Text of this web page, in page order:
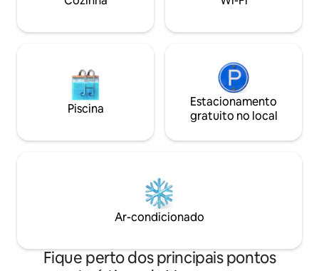
Vancouver. Passos para trilhas de
Lynn Canyon.
proximidades.
hospedar você!
Piscina
Estacionamento
gratuito no local
Ar-condicionado
Fique perto dos principais pontos